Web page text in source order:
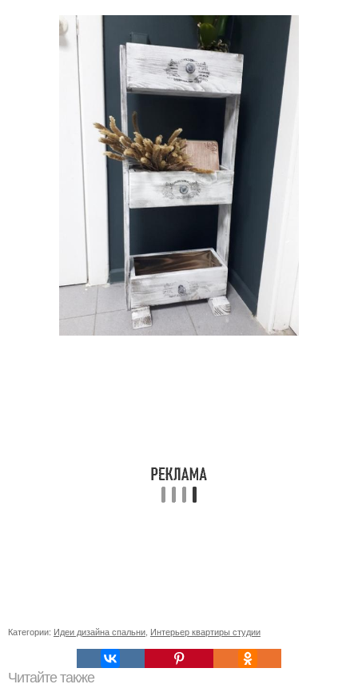
Категории: Идеи дизайна спальни Интерьер квартиры студии
Читайте также